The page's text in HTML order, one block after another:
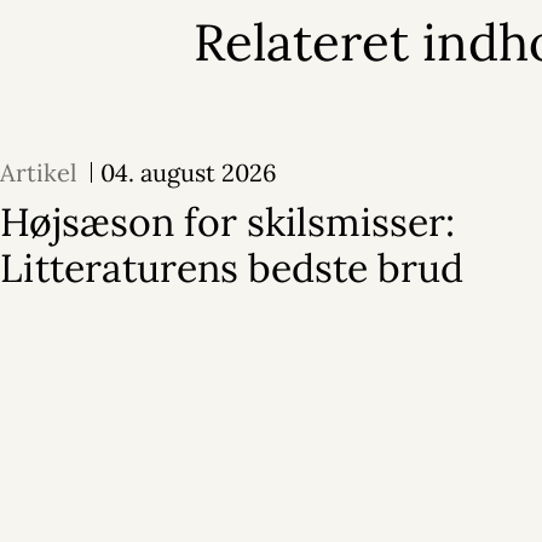
Relateret
Artikel 04. august 2026
Højsæson for skilsmisser:
Litteraturens bedste brud